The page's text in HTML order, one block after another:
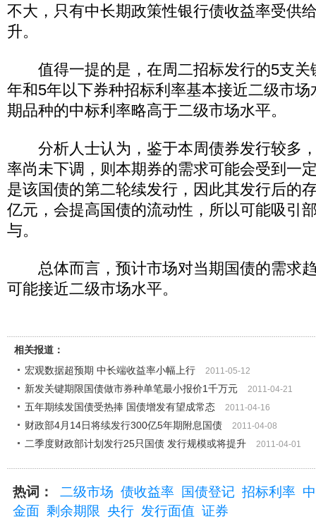
不大，只有中长期政策性银行债收益率受供
升。
值得一提的是，在周二招标发行的5支关
年和5年以下券种招标利率基本接近二级市
期品种的中标利率略高于二级市场水平。
分析人士认为，鉴于本周债券发行较多
率尚未下调，则本期券的需求可能会受到一
是该国债的第二轮续发行，因此其发行后的
亿元，会提高国债的流动性，所以可能吸引
与。
总体而言，预计市场对当期国债的需求
可能接近二级市场水平。
相关报道：
宏观数据超预期 中长端收益率小幅上行
2011-05-12
新发关键期限国债做市券种单笔最小报价1千万元 2011-04-21
五年期续发国债受热捧 国债增发有望成常态 2011-04-16
财政部4月14日将续发行300亿5年期附息国债 2011-04-08
二季度财政部计划发行25只国债 发行规模或将提升 2011-04-01
热词： 二级市场 债收益率 国债登记 招标利率
金面 剩余期限 央行 发行面值 证券